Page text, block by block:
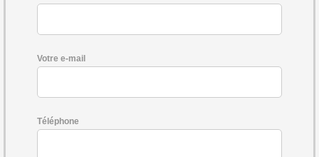
Votre e-mail
Téléphone